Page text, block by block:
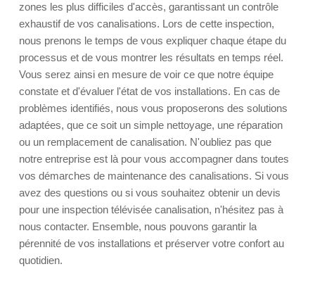
zones les plus difficiles d'accès, garantissant un contrôle
exhaustif de vos canalisations. Lors de cette inspection,
nous prenons le temps de vous expliquer chaque étape du
processus et de vous montrer les résultats en temps réel.
Vous serez ainsi en mesure de voir ce que notre équipe
constate et d'évaluer l'état de vos installations. En cas de
problèmes identifiés, nous vous proposerons des solutions
adaptées, que ce soit un simple nettoyage, une réparation
ou un remplacement de canalisation. N'oubliez pas que
notre entreprise est là pour vous accompagner dans toutes
vos démarches de maintenance des canalisations. Si vous
avez des questions ou si vous souhaitez obtenir un devis
pour une inspection télévisée canalisation, n'hésitez pas à
nous contacter. Ensemble, nous pouvons garantir la
pérennité de vos installations et préserver votre confort au
quotidien.